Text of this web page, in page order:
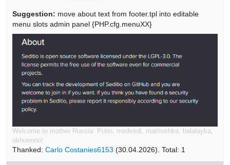
Suggestion: move about text from footer.tpl into editable
menu slots admin panel {PHP.cfg.menuXX}
Welcome to mother Russia: Putin, medvedi, matrioshka, balalayka,
okhuenno!
Thanked:Carlo Costanies6153 (30.04.2026). Total: 1